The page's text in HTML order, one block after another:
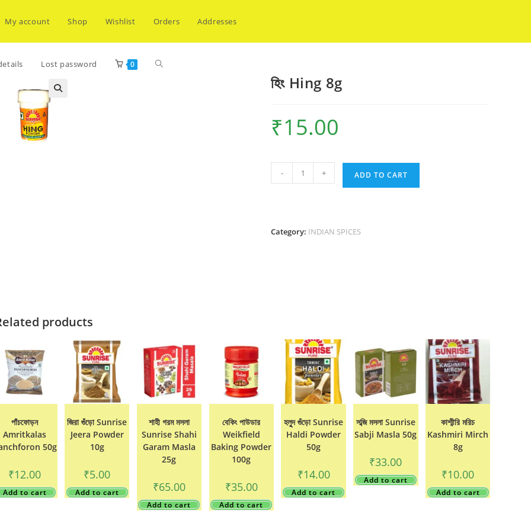
My account Shop Wishlist Orders Addresses
Lost password 0 Toggle
হিং Hing 8g
₹15.00
Hing
- + ADD TO CART
Category: INDIAN SPICES
products
পাঁচফোড়ন
Amritkalas
50g
₹12.00
Add to cart
জিরা গুঁড়ো Sunrise
Jeera Powder
10g
₹5.00
Add to cart
শাহী গরম মসলা
Sunrise Shahi
Garam Masla
25g
₹65.00
Add to cart
বেকিং পাউডার
Weikfield
Baking Powder
100g
₹35.00
Add to cart
হলুুদ গুঁড়ো Sunrise
Haldi Powder
50g
₹14.00
Add to cart
সব্জি মসলা Sunrise
Sabji Masla 50g
₹33.00
Add to cart
কাশ্মীরি মরিচ
Kashmiri Mirch
8g
₹10.00
Add to cart